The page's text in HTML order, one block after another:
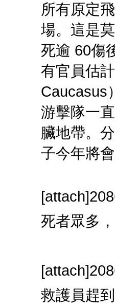
所有原定
場。這是
死逾 60傷
有官員估
Caucasus
游擊隊一
臟地帶。
子今年將
死者眾多
救護員趕